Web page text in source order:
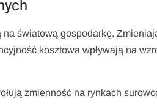
światową gospodarkę.
kosztowa wpływają na
zmienność na rynkach